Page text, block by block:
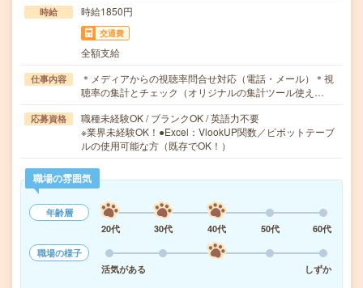
時給 時給1850円
交通費
全額支給
仕事内容
＊メディアからの視聴率問合せ対応（電話・メール）＊視
聴率の集計とチェック（オリジナルの集計ツール使え…
応募資格
職種未経験OK / ブランクOK / 英語力不要
※業界未経験OK！●Excel：VlookUP関数／ピボットテーブ
ルの使用可能な方（既存でOK！）
職場の雰囲気
年齢層
20代
30代 40代 50代
60代
職場の様子
活気がある
しずか